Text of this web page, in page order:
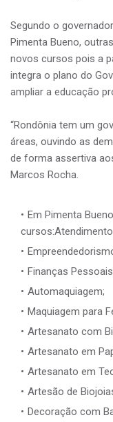
Segundo o
Pimenta Bueno,
novos cursos pois a
integra o plano do
ampliar a educação
“Rondônia tem um
áreas, ouvindo as
de forma assertiva
Marcos Rocha.
Em Pimenta
Finanças
Automaquiagem;
Maquiagem para
Artesanato com
Artesanato em
Artesanato em
Artesão de
Decoração com